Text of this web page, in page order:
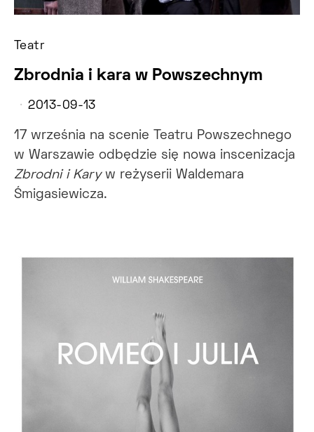
Teatr
Zbrodnia i kara w Powszechnym
2013-09-13
17 września na scenie Teatru Powszechnego
w Warszawie odbędzie się nowa inscenizacja
Zbrodni i Karyw reżyserii Waldemara
Śmigasiewicza.